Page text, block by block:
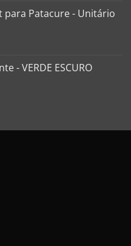
para Patacure - Unitário
- VERDE ESCURO